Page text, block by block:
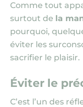
Comme tout
surtout de la
pourquoi,
éviter les
sacrifier le plaisir.
Éviter le
C’est l’un des